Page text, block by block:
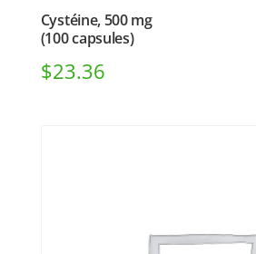
Cystéine, 500 mg
(100 capsules)
$23.36